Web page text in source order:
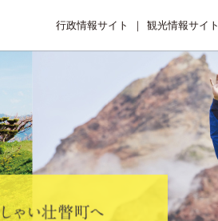
行政情報サイト 観光情報サイト